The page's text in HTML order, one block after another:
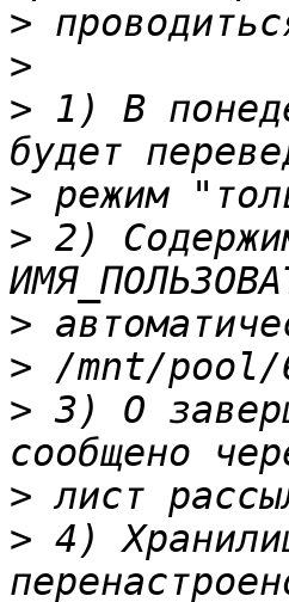
>
>
> 1) В
>
> 2)
>
>
> 3) О
>
> 4)